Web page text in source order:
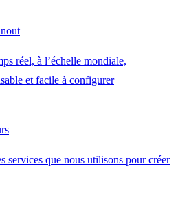
réel, à l’échelle mondiale,
et facile à configurer
services que nous utilisons pour créer